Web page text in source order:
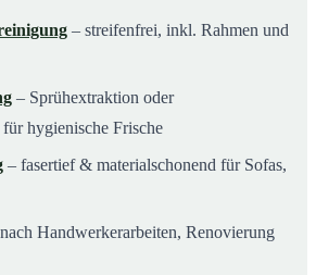
– streifenfrei, inkl. Rahmen und
– Sprühextraktion oder
hygienische Frische
– fasertief & materialschonend für Sofas,
Handwerkerarbeiten, Renovierung